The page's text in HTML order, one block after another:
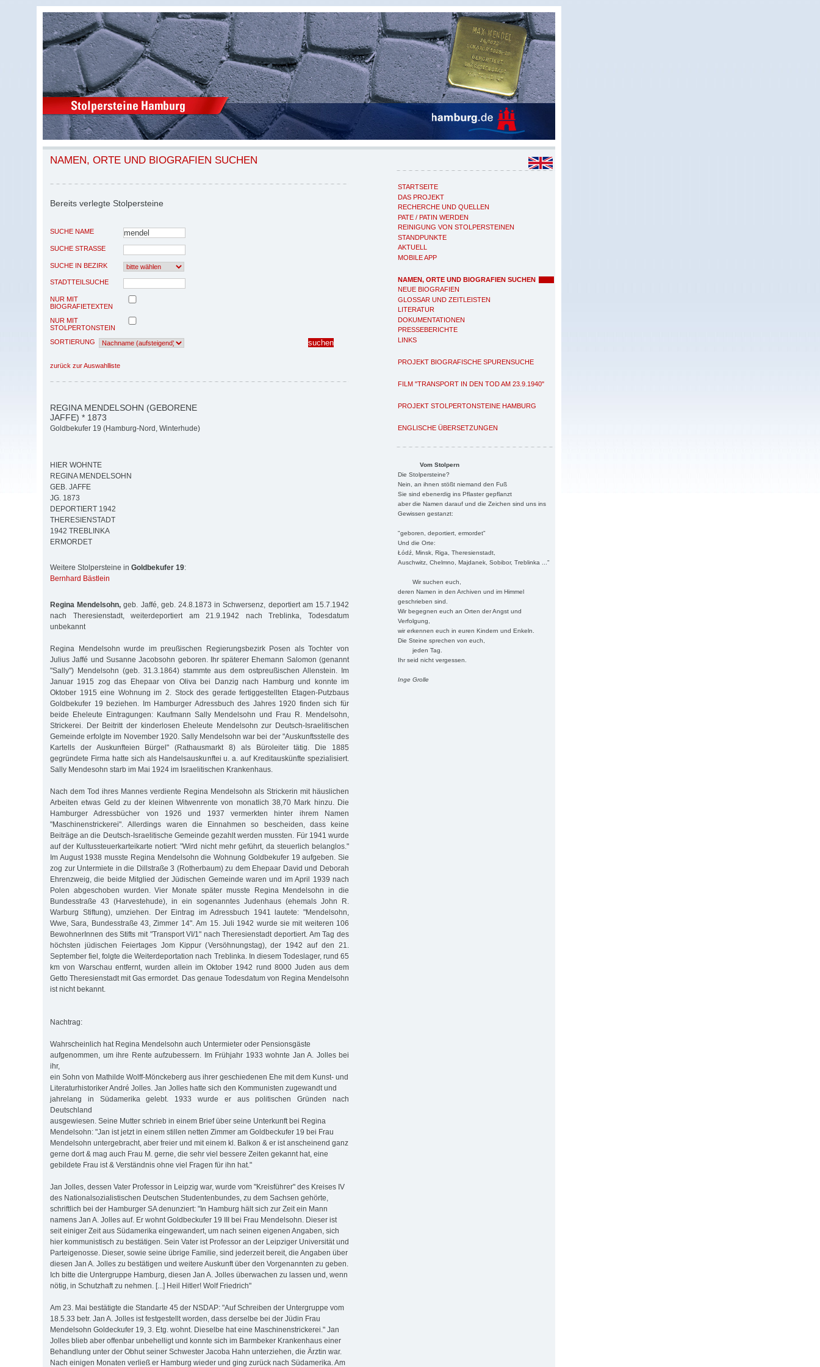
STARTSEITE
DAS PROJEKT
RECHERCHE UND QUELLEN
PATE / PATIN WERDEN
REINIGUNG VON STOLPERSTEINEN
STANDPUNKTE
AKTUELL
MOBILE APP
NAMEN, ORTE UND BIOGRAFIEN SUCHEN
NEUE BIOGRAFIEN
GLOSSAR UND ZEITLEISTEN
LITERATUR
DOKUMENTATIONEN
PRESSEBERICHTE
LINKS
PROJEKT BIOGRAFISCHE SPURENSUCHE
FILM "TRANSPORT IN DEN TOD AM 23.9.1940"
PROJEKT STOLPERTONSTEINE HAMBURG
ENGLISCHE ÜBERSETZUNGEN
Vom Stolpern
Die Stolpersteine?
Nein, an ihnen stößt niemand den Fuß
Sie sind ebenerdig ins Pflaster gepflanzt
aber die Namen darauf und die Zeichen sind uns ins
Gewissen gestanzt:
"geboren, deportiert, ermordet"
Und die Orte:
Łódź, Minsk, Riga, Theresienstadt,
Auschwitz, Chelmno, Majdanek, Sobibor, Treblinka ..."
Wir suchen euch,
deren Namen in den Archiven und im Himmel
geschrieben sind.
Wir begegnen euch an Orten der Angst und
Verfolgung,
wir erkennen euch in euren Kindern und Enkeln.
Die Steine sprechen von euch,
jeden Tag.
Ihr seid nicht vergessen.
Inge Grolle
NAMEN, ORTE UND BIOGRAFIEN SUCHEN
Bereits verlegte Stolpersteine
SUCHE NAME
SUCHE STRASSE
SUCHE IN BEZIRK
STADTTEILSUCHE
NUR MIT
BIOGRAFIETEXTEN
NUR MIT
STOLPERTONSTEIN
SORTIERUNG
zurück zur Auswahlliste
REGINA MENDELSOHN (GEBORENE
JAFFE) * 1873
Goldbekufer 19 (Hamburg-Nord, Winterhude)
HIER WOHNTE
REGINA MENDELSOHN
GEB. JAFFE
JG. 1873
DEPORTIERT 1942
THERESIENSTADT
1942 TREBLINKA
ERMORDET
Weitere Stolpersteine in Goldbekufer 19:
Bernhard Bästlein
Regina Mendelsohn, geb. Jaffé, geb. 24.8.1873 in Schwersenz, deportiert am 15.7.1942
nach Theresienstadt, weiterdeportiert am 21.9.1942 nach Treblinka, Todesdatum
unbekannt
Regina Mendelsohn wurde im preußischen Regierungsbezirk Posen als Tochter von
Julius Jaffé und Susanne Jacobsohn geboren. Ihr späterer Ehemann Salomon (genannt
"Sally") Mendelsohn (geb. 31.3.1864) stammte aus dem ostpreußischen Allenstein. Im
Januar 1915 zog das Ehepaar von Oliva bei Danzig nach Hamburg und konnte im
Oktober 1915 eine Wohnung im 2. Stock des gerade fertiggestellten Etagen-Putzbaus
Goldbekufer 19 beziehen. Im Hamburger Adressbuch des Jahres 1920 finden sich für
beide Eheleute Eintragungen: Kaufmann Sally Mendelsohn und Frau R. Mendelsohn,
Strickerei. Der Beitritt der kinderlosen Eheleute Mendelsohn zur Deutsch-Israelitischen
Gemeinde erfolgte im November 1920. Sally Mendelsohn war bei der "Auskunftsstelle des
Kartells der Auskunfteien Bürgel" (Rathausmarkt 8) als Büroleiter tätig. Die 1885
gegründete Firma hatte sich als Handelsauskunftei u. a. auf Kreditauskünfte spezialisiert.
Sally Mendesohn starb im Mai 1924 im Israelitischen Krankenhaus.
Nach dem Tod ihres Mannes verdiente Regina Mendelsohn als Strickerin mit häuslichen
Arbeiten etwas Geld zu der kleinen Witwenrente von monatlich 38,70 Mark hinzu. Die
Hamburger Adressbücher von 1926 und 1937 vermerkten hinter ihrem Namen
"Maschinenstrickerei". Allerdings waren die Einnahmen so bescheiden, dass keine
Beiträge an die Deutsch-Israelitische Gemeinde gezahlt werden mussten. Für 1941 wurde
auf der Kultussteuerkarteikarte notiert: "Wird nicht mehr geführt, da steuerlich belanglos."
Im August 1938 musste Regina Mendelsohn die Wohnung Goldbekufer 19 aufgeben. Sie
zog zur Untermiete in die Dillstraße 3 (Rotherbaum) zu dem Ehepaar David und Deborah
Ehrenzweig, die beide Mitglied der Jüdischen Gemeinde waren und im April 1939 nach
Polen abgeschoben wurden. Vier Monate später musste Regina Mendelsohn in die
Bundesstraße 43 (Harvestehude), in ein sogenanntes Judenhaus (ehemals John R.
Warburg Stiftung), umziehen. Der Eintrag im Adressbuch 1941 lautete: "Mendelsohn,
Wwe, Sara, Bundesstraße 43, Zimmer 14". Am 15. Juli 1942 wurde sie mit weiteren 106
BewohnerInnen des Stifts mit "Transport VI/1" nach Theresienstadt deportiert. Am Tag des
höchsten jüdischen Feiertages Jom Kippur (Versöhnungstag), der 1942 auf den 21.
September fiel, folgte die Weiterdeportation nach Treblinka. In diesem Todeslager, rund 65
km von Warschau entfernt, wurden allein im Oktober 1942 rund 8000 Juden aus dem
Getto Theresienstadt mit Gas ermordet. Das genaue Todesdatum von Regina Mendelsohn
ist nicht bekannt.
Nachtrag:
Wahrscheinlich hat Regina Mendelsohn auch Untermieter oder Pensionsgäste
aufgenommen, um ihre Rente aufzubessern. Im Frühjahr 1933 wohnte Jan A. Jolles bei
ihr,
ein Sohn von Mathilde Wolff-Mönckeberg aus ihrer geschiedenen Ehe mit dem Kunst- und
Literaturhistoriker André Jolles. Jan Jolles hatte sich den Kommunisten zugewandt und
jahrelang in Südamerika gelebt. 1933 wurde er aus politischen Gründen nach
Deutschland
ausgewiesen. Seine Mutter schrieb in einem Brief über seine Unterkunft bei Regina
Mendelsohn: "Jan ist jetzt in einem stillen netten Zimmer am Goldbeckufer 19 bei Frau
Mendelsohn untergebracht, aber freier und mit einem kl. Balkon & er ist anscheinend ganz
gerne dort & mag auch Frau M. gerne, die sehr viel bessere Zeiten gekannt hat, eine
gebildete Frau ist & Verständnis ohne viel Fragen für ihn hat."
Jan Jolles, dessen Vater Professor in Leipzig war, wurde vom "Kreisführer" des Kreises IV
des Nationalsozialistischen Deutschen Studentenbundes, zu dem Sachsen gehörte,
schriftlich bei der Hamburger SA denunziert: "In Hamburg hält sich zur Zeit ein Mann
namens Jan A. Jolles auf. Er wohnt Goldbeckufer 19 III bei Frau Mendelsohn. Dieser ist
seit einiger Zeit aus Südamerika eingewandert, um nach seinen eigenen Angaben, sich
hier kommunistisch zu bestätigen. Sein Vater ist Professor an der Leipziger Universität und
Parteigenosse. Dieser, sowie seine übrige Familie, sind jederzeit bereit, die Angaben über
diesen Jan A. Jolles zu bestätigen und weitere Auskunft über den Vorgenannten zu geben.
Ich bitte die Untergruppe Hamburg, diesen Jan A. Jolles überwachen zu lassen und, wenn
nötig, in Schutzhaft zu nehmen. [...] Heil Hitler! Wolf Friedrich"
Am 23. Mai bestätigte die Standarte 45 der NSDAP: "Auf Schreiben der Untergruppe vom
18.5.33 betr. Jan A. Jolles ist festgestellt worden, dass derselbe bei der Jüdin Frau
Mendelsohn Goldeckufer 19, 3. Etg. wohnt. Dieselbe hat eine Maschinenstrickerei." Jan
Jolles blieb aber offenbar unbehelligt und konnte sich im Barmbeker Krankenhaus einer
Behandlung unter der Obhut seiner Schwester Jacoba Hahn unterziehen, die Ärztin war.
Nach einigen Monaten verließ er Hamburg wieder und ging zurück nach Südamerika. Am